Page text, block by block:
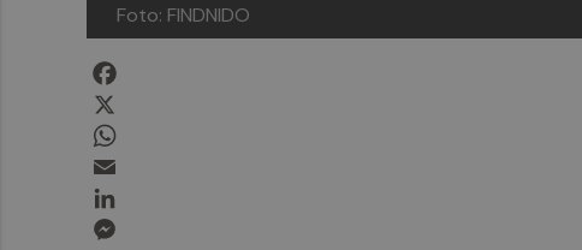
Foto: FINDNIDO